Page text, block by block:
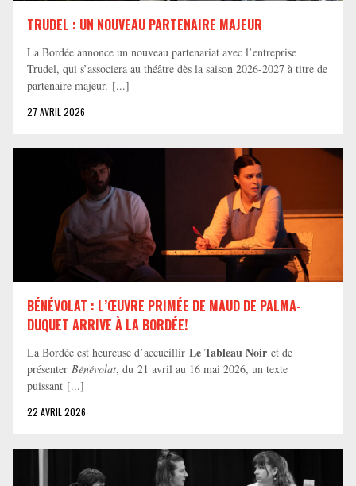
TRUDEL : UN NOUVEAU PARTENAIRE MAJEUR
La Bordée annonce un nouveau partenariat avec l’entreprise
Trudel, qui s’associera au théâtre dès la saison 2026-2027 à titre de
partenaire majeur. [...]
27 AVRIL 2026
BÉNÉVOLAT : L’ŒUVRE PRIMÉE DE MAUD DE PALMA-
DUQUET ARRIVE À LA BORDÉE!
La Bordée est heureuse d’accueillir Le Tableau Noir et de
présenter Bénévolat, du 21 avril au 16 mai 2026, un texte
puissant [...]
22 AVRIL 2026